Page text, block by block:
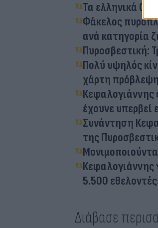
Τα ελληνικά
Φάκελος
ανά κατηγορία
Πυροσβεστική:
Πολύ υψηλός
χάρτη
Κεφαλογιάννης
έχουνε υπερβεί
Συνάντηση
της
Κεφαλογιάννης
5.500
Διάβασε